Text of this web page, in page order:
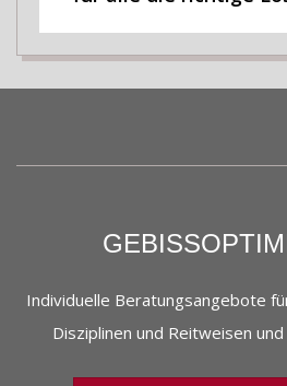
Individuelle Beratungsangebote
Disziplinen und Reitweisen